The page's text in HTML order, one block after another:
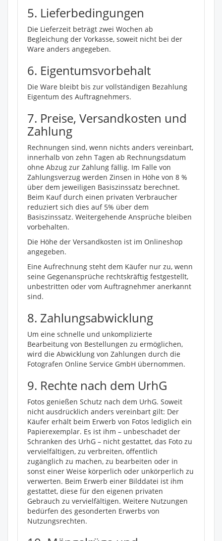
5. Lieferbedingungen
Die Lieferzeit beträgt zwei Wochen ab
Begleichung der Vorkasse, soweit nicht bei der
Ware anders angegeben.
6. Eigentumsvorbehalt
Die Ware bleibt bis zur vollständigen Bezahlung
Eigentum des Auftragnehmers.
7. Preise, Versandkosten und
Zahlung
Rechnungen sind, wenn nichts anders vereinbart,
innerhalb von zehn Tagen ab Rechnungsdatum
ohne Abzug zur Zahlung fällig. Im Falle von
Zahlungsverzug werden Zinsen in Höhe von 8 %
über dem jeweiligen Basiszinssatz berechnet.
Beim Kauf durch einen privaten Verbraucher
reduziert sich dies auf 5% über dem
Basiszinssatz. Weitergehende Ansprüche bleiben
vorbehalten.
Die Höhe der Versandkosten ist im Onlineshop
angegeben.
Eine Aufrechnung steht dem Käufer nur zu, wenn
seine Gegenansprüche rechtskräftig festgestellt,
unbestritten oder vom Auftragnehmer anerkannt
sind.
8. Zahlungsabwicklung
Um eine schnelle und unkomplizierte
Bearbeitung von Bestellungen zu ermöglichen,
wird die Abwicklung von Zahlungen durch die
Fotografen Online Service GmbH übernommen.
9. Rechte nach dem UrhG
Fotos genießen Schutz nach dem UrhG. Soweit
nicht ausdrücklich anders vereinbart gilt: Der
Käufer erhält beim Erwerb von Fotos lediglich ein
Papierexemplar. Es ist ihm – unbeschadet der
Schranken des UrhG – nicht gestattet, das Foto zu
vervielfältigen, zu verbreiten, öffentlich
zugänglich zu machen, zu bearbeiten oder in
sonst einer Weise körperlich oder unkörperlich zu
verwerten. Beim Erwerb einer Bilddatei ist ihm
gestattet, diese für den eigenen privaten
Gebrauch zu vervielfältigen. Weitere Nutzungen
bedürfen des gesonderten Erwerbs von
Nutzungsrechten.